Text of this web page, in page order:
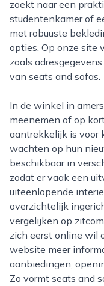
zoekt naar een
studentenkamer of
met robuuste
opties. Op onze site
zoals
van seats and sofas.
In de winkel in amersfoort ligt de nadruk op snel
meenemen of op
aantrekkelijk is voor
wachten op hun
beschikbaar in
zodat er vaak een
uiteenlopende
overzichtelijk
vergelijken op
zich eerst online wil
website meer
aanbiedingen,
Zo vormt seats and